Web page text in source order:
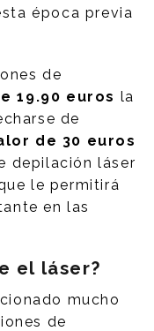
época previa
de
19.90 euros la
de
de 30 euros
depilación láser
le permitirá
en las
el láser?
mucho
de